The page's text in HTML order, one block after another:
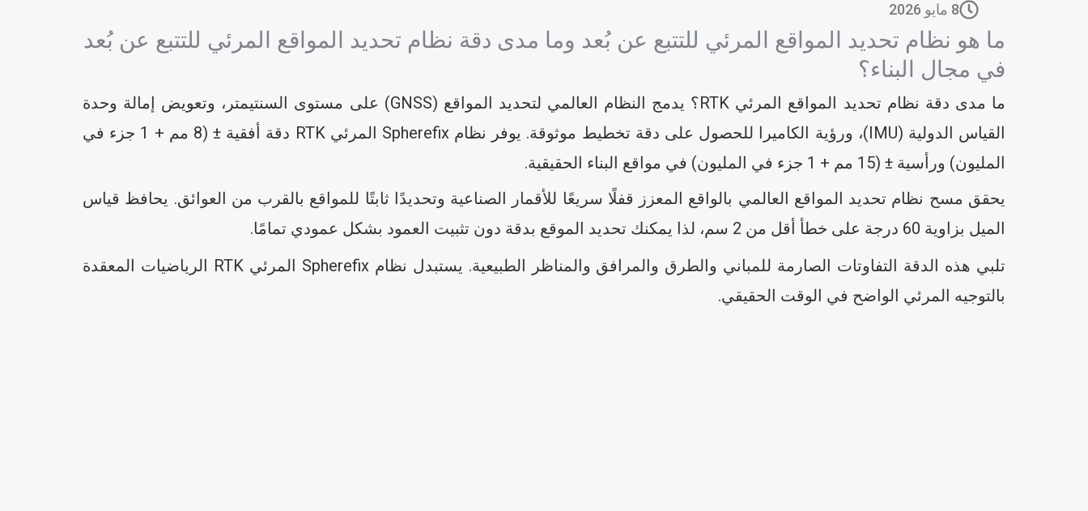
8 مايو 2026
ما هو نظام تحديد المواقع المرئي للتتبع عن بُعد وما مدى دقة نظام تحديد المواقع المرئي للتتبع عن بُعد
في مجال البناء؟
ما مدى دقة نظام تحديد المواقع المرئي RTK؟ يدمج النظام العالمي لتحديد المواقع (GNSS) على مستوى السنتيمتر، وتعويض إمالة وحدة
القياس الدولية (IMU)، ورؤية الكاميرا للحصول على دقة تخطيط موثوقة. يوفر نظام Spherefix المرئي RTK دقة أفقية ± (8 مم + 1 جزء في
المليون) ورأسية ± (15 مم + 1 جزء في المليون) في مواقع البناء الحقيقية.
يحقق مسح نظام تحديد المواقع العالمي بالواقع المعزز قفلًا سريعًا للأقمار الصناعية وتحديدًا ثابتًا للمواقع بالقرب من العوائق. يحافظ قياس
الميل بزاوية 60 درجة على خطأ أقل من 2 سم، لذا يمكنك تحديد الموقع بدقة دون تثبيت العمود بشكل عمودي تمامًا.
تلبي هذه الدقة التفاوتات الصارمة للمباني والطرق والمرافق والمناظر الطبيعية. يستبدل نظام Spherefix المرئي RTK الرياضيات المعقدة
بالتوجيه المرئي الواضح في الوقت الحقيقي.